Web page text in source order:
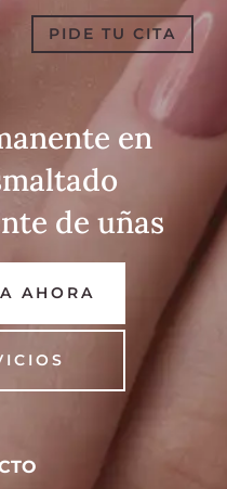
PIDE TU CITA
en
de uñas
AHORA